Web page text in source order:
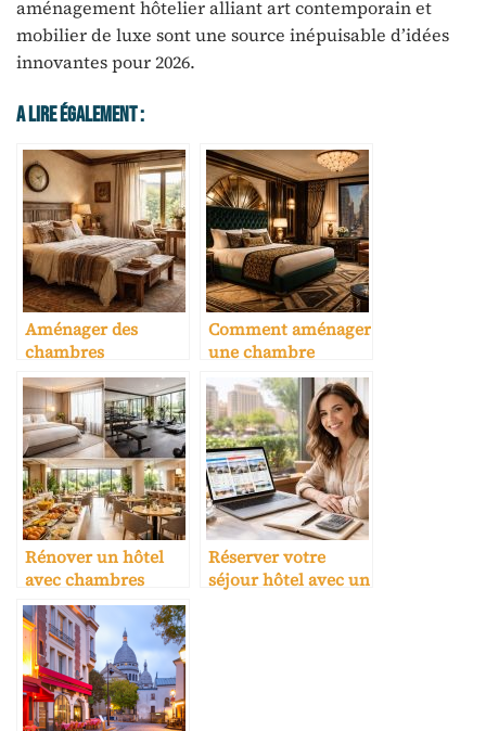
aménagement hôtelier alliant art contemporain et
mobilier de luxe sont une source inépuisable d’idées
innovantes pour 2026.
A Lire Également :
Aménager des
chambres
thématiques avec
mobilier vintage et
textiles artisanaux
pour hôtel charme
authentique
Comment aménager
une chambre
d’hôtel avec le style
Art Déco des années
1920
Rénover un hôtel
avec chambres
design, literie
Simmons, salle de
sport et espace
petit-déjeuner
moderne
Réserver votre
séjour hôtel avec un